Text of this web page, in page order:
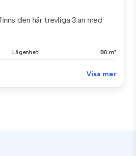
den här trevliga 3:an med
Lägenhet 80 m²
Visa mer